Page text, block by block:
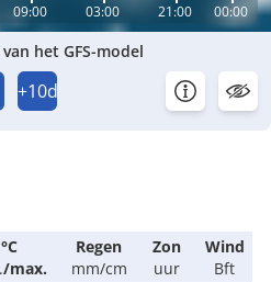
09:00 03:00 21:00 00:00
het GFS-model
+10d
°C
/max.
Regen
mm/cm
Zon
uur
Wind
Bft